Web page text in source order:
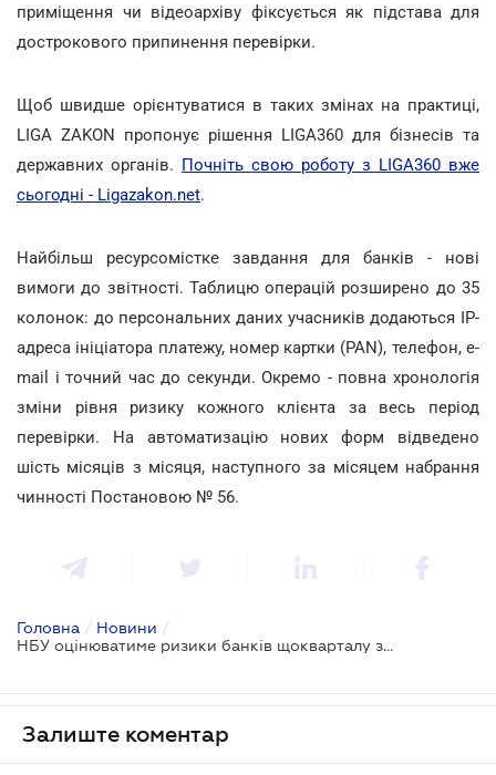
приміщення чи відеоархіву фіксується як підстава для
дострокового припинення перевірки.
Щоб швидше орієнтуватися в таких змінах на практиці,
LIGA ZAKON пропонує рішення LIGA360 для бізнесів та
державних органів. Почніть свою роботу з LIGA360 вже
сьогодні - Ligazakon.net.
Найбільш ресурсомістке завдання для банків - нові
вимоги до звітності. Таблицю операцій розширено до 35
колонок: до персональних даних учасників додаються IP-
адреса ініціатора платежу, номер картки (PAN), телефон, e-
mail і точний час до секунди. Окремо - повна хронологія
зміни рівня ризику кожного клієнта за весь період
перевірки. На автоматизацію нових форм відведено
шість місяців з місяця, наступного за місяцем набрання
чинності Постановою № 56.
Головна / Новини /
НБУ оцінюватиме ризики банків щокварталу замість щорічного планування
Залиште коментар